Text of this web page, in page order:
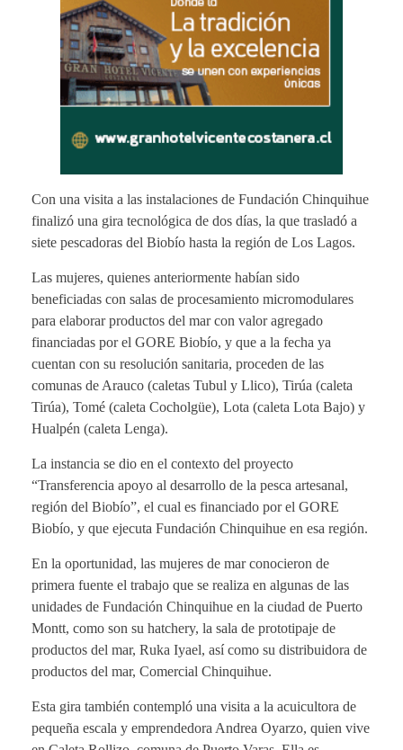
Con una visita a las instalaciones de Fundación Chinquihue
finalizó una gira tecnológica de dos días, la que trasladó a
siete pescadoras del Biobío hasta la región de Los Lagos.
Las mujeres, quienes anteriormente habían sido
beneficiadas con salas de procesamiento micromodulares
para elaborar productos del mar con valor agregado
financiadas por el GORE Biobío, y que a la fecha ya
cuentan con su resolución sanitaria, proceden de las
comunas de Arauco (caletas Tubul y Llico), Tirúa (caleta
Tirúa), Tomé (caleta Cocholgüe), Lota (caleta Lota Bajo) y
Hualpén (caleta Lenga).
La instancia se dio en el contexto del proyecto
“Transferencia apoyo al desarrollo de la pesca artesanal,
región del Biobío”, el cual es financiado por el GORE
Biobío, y que ejecuta Fundación Chinquihue en esa región.
En la oportunidad, las mujeres de mar conocieron de
primera fuente el trabajo que se realiza en algunas de las
unidades de Fundación Chinquihue en la ciudad de Puerto
Montt, como son su hatchery, la sala de prototipaje de
productos del mar, Ruka Iyael, así como su distribuidora de
productos del mar, Comercial Chinquihue.
Esta gira también contempló una visita a la acuicultora de
pequeña escala y emprendedora Andrea Oyarzo, quien vive